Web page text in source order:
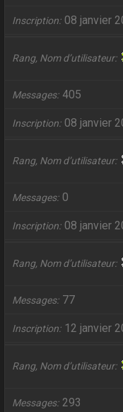
Inscription 08 janvier
Rang, Nom d’utilisateur
Messages 405
Inscription 08 janvier
Rang, Nom d’utilisateur
Messages 0
Inscription 08 janvier
Rang, Nom d’utilisateur
Messages 77
Inscription 12 janvier
Rang, Nom d’utilisateur
Messages 293